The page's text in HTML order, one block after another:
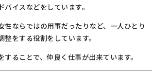
イスなどをしています。
性ならではの用事だったりなど、一人ひとり
整をする役割をしています。
することで、仲良く仕事が出来ています。